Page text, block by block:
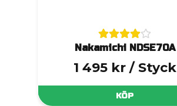
Nakamichi NDSE70A
1 495 kr / Styck
KÖP